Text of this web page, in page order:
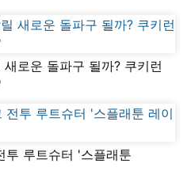
로운 돌파구 될까? 쿠키런
루트슈터 '스플래툰